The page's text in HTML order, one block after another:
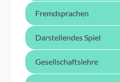
Fremdsprachen
Darstellendes Spiel
Gesellschaftslehre